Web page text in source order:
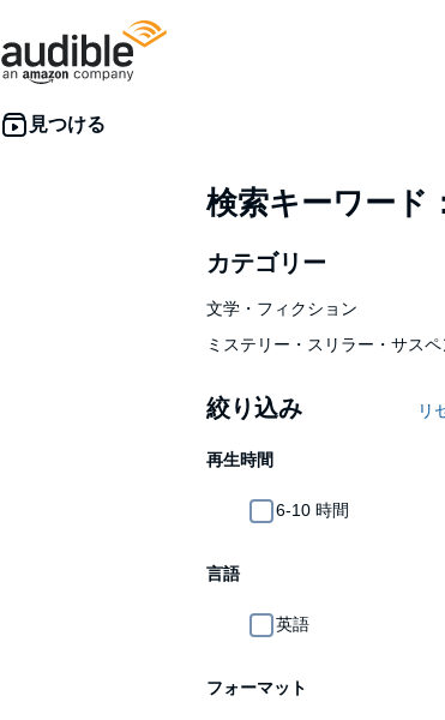
検索キーワード
カテゴリー
文学・フィクション
ミステリー・スリラー・サスペ
絞り込み リ
再生時間
6-10 時間
言語
英語
フォーマット